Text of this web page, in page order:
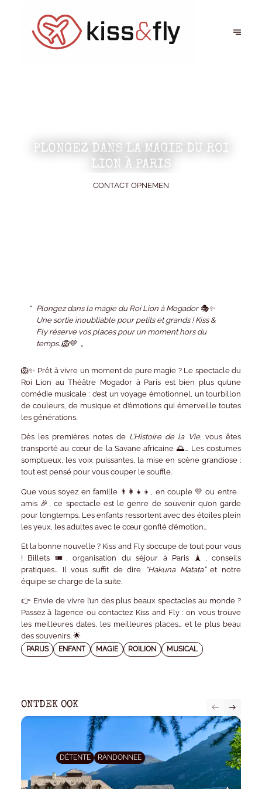
PLONGEZ DANS LA MAGIE DU ROI
LION À PARIS
CONTACT OPNEMEN
Plongez dans la magie du Roi Lion à Mogador 🎭✨
Une sortie inoubliable pour petits et grands ! Kiss &
Fly réserve vos places pour un moment hors du
temps. 🦁💛
🦁✨ Prêt à vivre un moment de pure magie ?Le spectacle du
Roi Lion au Théâtre Mogador à Paris est bien plus qu’une
comédie musicale : c’est un voyage émotionnel, un tourbillon
de couleurs, de musique et d’émotions qui émerveille toutes
les générations.
Dès les premières notes de L’Histoire de la Vie, vous êtes
transporté au cœur de la Savane africaine 🌅… Les costumes
somptueux, les voix puissantes, la mise en scène grandiose :
tout est pensé pour vous couper le souffle.
Que vous soyez en famille 👨‍👩‍👧‍👦, en couple 💛 ou entre
amis 🎉, ce spectacle est le genre de souvenir qu’on garde
pour longtemps. Les enfants ressortent avec des étoiles plein
les yeux, les adultes avec le cœur gonflé d’émotion…
Et la bonne nouvelle ? Kiss and Flys’occupe de tout pour vous
! Billets 🎟️, organisation du séjour à Paris 🗼, conseils
pratiques… Il vous suffit de dire
“Hakuna Matata”et notre
équipe se charge de la suite.
👉 Envie de vivre l’un des plus beaux spectacles au monde ?
Passez à l’agence ou contactez Kiss and Fly : on vous trouve
les meilleures dates, les meilleures places… et le plus beau
des souvenirs. 🌟
PARIJS ENFANT MAGIE ROILION MUSICAL
ONTDEK OOK
DÉTENTE RANDONNEE